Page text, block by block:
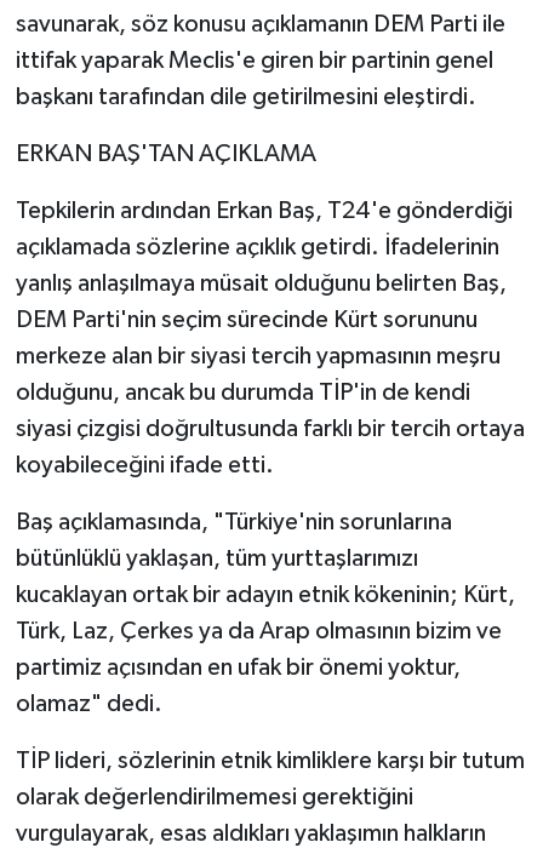
savunarak, söz konusu açıklamanın DEM Parti ile
ittifak yaparak Meclis'e giren bir partinin genel
başkanı tarafından dile getirilmesini eleştirdi.
ERKAN BAŞ'TAN AÇIKLAMA
Tepkilerin ardından Erkan Baş, T24'e gönderdiği
açıklamada sözlerine açıklık getirdi. İfadelerinin
yanlış anlaşılmaya müsait olduğunu belirten Baş,
DEM Parti'nin seçim sürecinde Kürt sorununu
merkeze alan bir siyasi tercih yapmasının meşru
olduğunu, ancak bu durumda TİP'in de kendi
siyasi çizgisi doğrultusunda farklı bir tercih ortaya
koyabileceğini ifade etti.
Baş açıklamasında, "Türkiye'nin sorunlarına
bütünlüklü yaklaşan, tüm yurttaşlarımızı
kucaklayan ortak bir adayın etnik kökeninin; Kürt,
Türk, Laz, Çerkes ya da Arap olmasının bizim ve
partimiz açısından en ufak bir önemi yoktur,
olamaz" dedi.
TİP lideri, sözlerinin etnik kimliklere karşı bir tutum
olarak değerlendirilmemesi gerektiğini
vurgulayarak, esas aldıkları yaklaşımın halkların